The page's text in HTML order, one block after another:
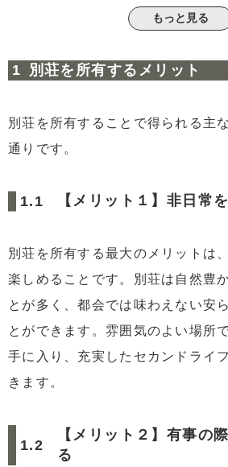
【デメリット３】コストがか
2.5【デメリット5】別荘地が衰
3.1【別荘が売れない理由１】立
3.2 【別荘が売れない理由２】コ
い
料が少ない
4リースバックで別荘を有効活用す
5リースバック利用の条件と注意点
5.1利用者に関する制限
5.2物件に関する制限
6別荘をリースバックすることはでき
8まとめ
もっと見る
別荘を所有するメリット
別荘を所有することで得られる主
通りです。
【メリット１】非日常
別荘を所有する最大のメリットは
楽しめることです。別荘は自然豊
とが多く、都会では味わえない安
とができます。雰囲気のよい場所
手に入り、充実したセカンドライ
きます。
【メリット２】有事の
る